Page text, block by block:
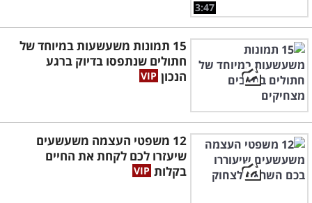
3:47
15 תמונות משעשעות במיוחד של
חתולים שנתפסו בדיוק ברגע
הנכון
12 משפטי העצמה משעשעים
שיעזרו לכם לקחת את החיים
בקלות